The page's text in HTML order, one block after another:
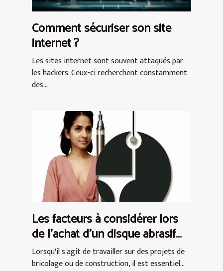
Comment sécuriser son site
internet ?
Les sites internet sont souvent attaqués par
les hackers. Ceux-ci recherchent constamment
des...
Les facteurs à considérer lors
de l'achat d'un disque abrasif
pour votre ponceuse
Lorsqu'il s'agit de travailler sur des projets de
bricolage ou de construction, il est essentiel...